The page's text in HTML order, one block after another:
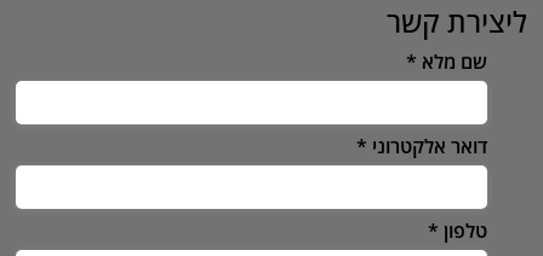
ליצירת קשר
שם מלא
דואר אלקטרוני
טלפון